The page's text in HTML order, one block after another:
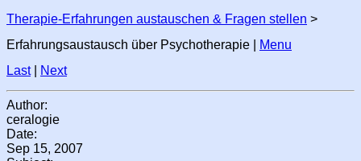
Therapie-Erfahrungen austauschen & Fragen stellen >
Erfahrungsaustausch über Psychotherapie |
Menu
Last| Next
Author:
ceralogie
Date:
Sep 15, 2007